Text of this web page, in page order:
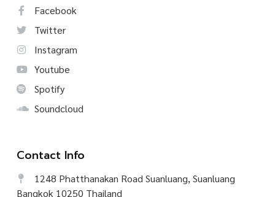
Facebook
Twitter
Instagram
Youtube
Spotify
Soundcloud
Contact Info
1248 Phatthanakan Road Suanluang, Suanluang
Bangkok 10250 Thailand